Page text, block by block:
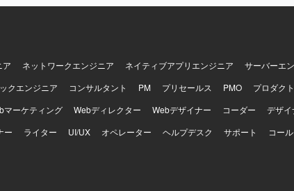
用したシステム構成となります。 コンテナ技術なども用いながら
ア ネットワークエンジニア ネイティブアプリエンジニア サーバーエ
クエンジニア コンサルタント PM プリセールス PMO プロダク
マーケティング Webディレクター Webデザイナー コーダー デザイ
ー ライター UI/UX オペレーター ヘルプデスク サポート コー